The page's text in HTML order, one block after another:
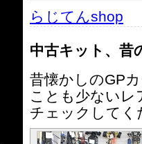
らじてんshop
中古キット、昔
昔懐かしのGP
ことも少ないレ
チェックしてく